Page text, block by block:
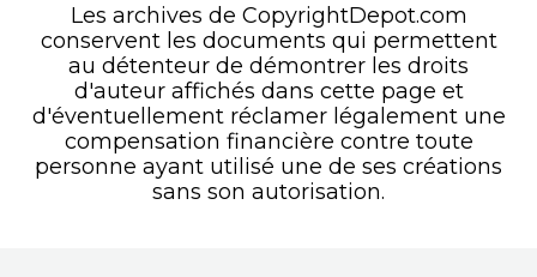
Les archives de CopyrightDepot.com
conservent les documents qui permettent
au détenteur de démontrer les droits
d'auteur affichés dans cette page et
d'éventuellement réclamer légalement une
compensation financière contre toute
personne ayant utilisé une de ses créations
sans son autorisation.